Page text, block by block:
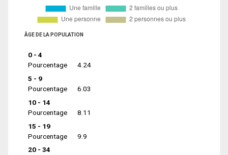
ÂGE DE LA POPULATION
0 - 4
Pourcentage
4.24
5 - 9
Pourcentage
6.03
10 - 14
Pourcentage
8.11
15 - 19
Pourcentage
9.9
20 - 34